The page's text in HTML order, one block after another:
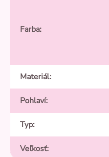
Farba:
Materiál:
Pohlaví:
Typ:
Veľkosť: